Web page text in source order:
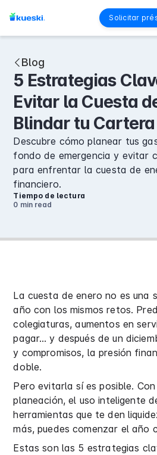
Solicitar
Blog
5 Estrategias
Evitar la Cuesta
Blindar tu Cartera
Descubre cómo planear tus
fondo de emergencia y evitar
para enfrentar la cuesta de
financiero.
Tiempo de lectura
0 minread
La cuesta de enero no es una
año con los mismos retos.
colegiaturas, aumentos en
pagar… y después de un
y compromisos, la presión
doble.
Pero evitarla sí es posible. Con
planeación, el uso inteligente
herramientas que te den
más, puedes comenzar el año
Estas son las 5 estrategias